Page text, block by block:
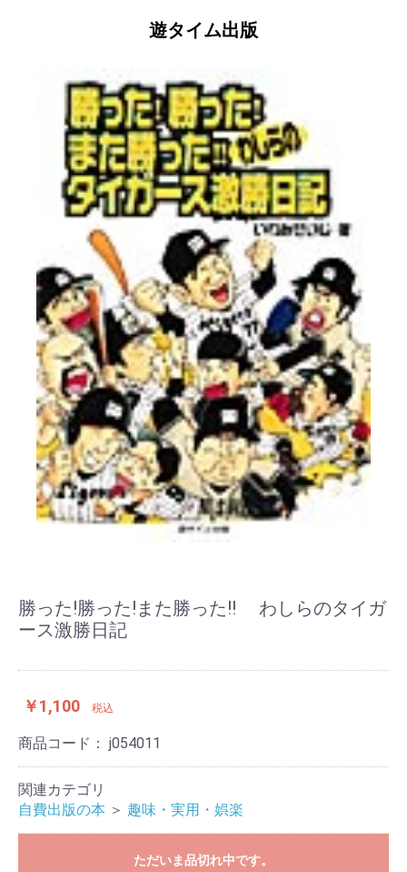
遊タイム出版
勝った!勝った!また勝った!! わしらのタイガ
ース激勝日記
￥1,100 税込
商品コード： j054011
関連カテゴリ
自費出版の本 ＞ 趣味・実用・娯楽
ただいま品切れ中です。